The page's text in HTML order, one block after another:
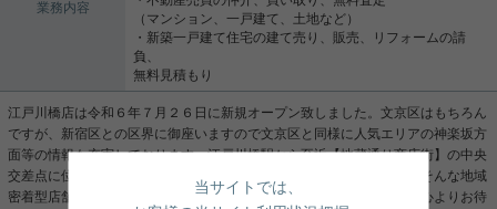
業務内容
（マンション、一戸建て、土地など）
・新築一戸建て住宅の建て売り、販売、リフォームの請
負、
無料見積もり
江戸川橋店は令和６年７月２６日に新規オープン致しました。文京区はもちろん
ですが、新宿区との区界に御座いますので文京区と同様に人気エリアの神楽坂方
面等の情報も充実しております。江戸川橋駅から至近【地蔵通り商店街】の中央
交差点に位置しておりますので買い物や散歩ついでにご相談頂ける、そんな地域
密着型店舗を目指しております。どうぞお気軽にご来店下さいませ。心よりお待
当サイトでは、